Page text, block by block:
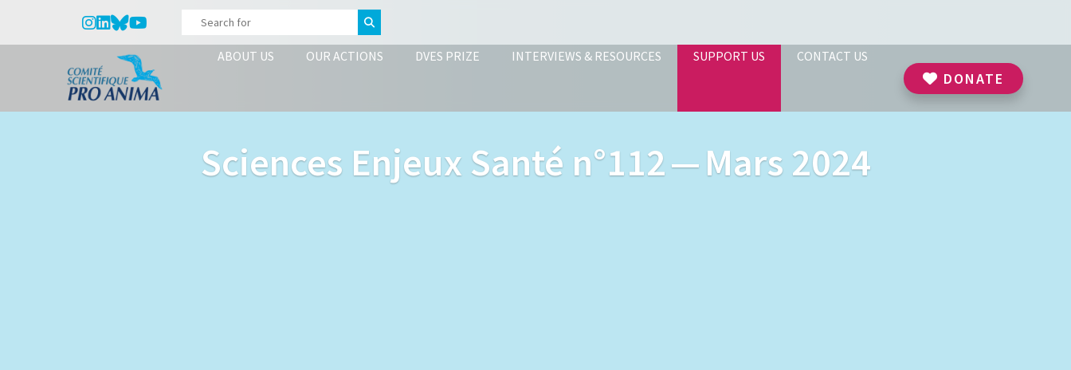
ABOUT US OUR ACTIONS DVES PRIZE INTERVIEWS & RESOURCES SUPPORT US CONTACT US
DONATE
Sciences Enjeux Santé n°112 — Mars 2024